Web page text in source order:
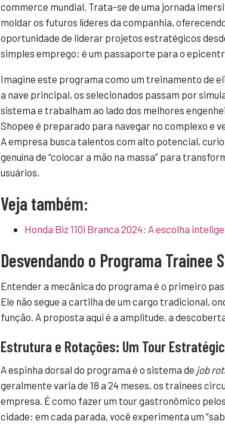
commerce mundial. Trata-se de uma jornada
moldar os futuros líderes da companhia,
oportunidade de liderar projetos estratégicos
simples emprego; é um passaporte para o
Imagine este programa como um treinamento de
a nave principal, os selecionados passam por
sistema e trabalham ao lado dos melhores
Shopee é preparado para navegar no complexo e
A empresa busca talentos com alto potencial,
genuína de “colocar a mão na massa” para
usuários.
Veja também:
Honda Biz 110i Branca 2024: A escolha
Desvendando o Programa Trainee
Entender a mecânica do programa é o primeiro
Ele não segue a cartilha de um cargo tradicional,
função. A proposta aqui é a amplitude, a
Estrutura e Rotações: Um Tour
A espinha dorsal do programa é o sistema de job
geralmente varia de 18 a 24 meses, os trainees
empresa. É como fazer um tour gastronômico
cidade: em cada parada, você experimenta um